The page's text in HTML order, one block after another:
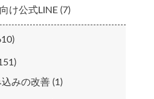
け公式LINE (7)
みの改善 (1)